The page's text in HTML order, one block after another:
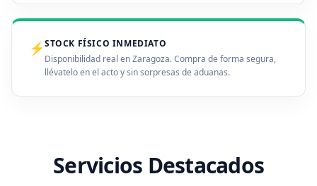
⚡STOCK FÍSICO INMEDIATO
Disponibilidad real en Zaragoza. Compra de forma segura,
llévatelo en el acto y sin sorpresas de aduanas.
Servicios Destacados